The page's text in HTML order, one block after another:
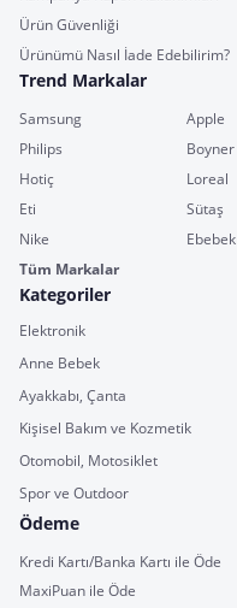
Ürün Güvenliği
Ürünümü Nasıl İade Edebilirim?
Trend Markalar
Samsung Apple
Philips
Boyner
Hotiç
Loreal
Eti
Sütaş
Nike
Ebebek
Tüm Markalar
Kategoriler
Elektronik
Anne Bebek
Ayakkabı, Çanta
Kişisel Bakım ve Kozmetik
Otomobil, Motosiklet
Spor ve Outdoor
Ödeme
Kredi Kartı/Banka Kartı ile Öde
MaxiPuan ile Öde